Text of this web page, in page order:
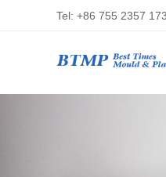
Tel: +86 755 2357